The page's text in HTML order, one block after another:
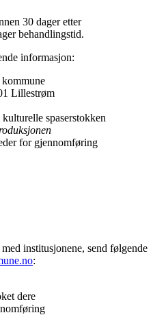
30 dager etter
behandlingstid.
informasjon:
Lillestrøm
spaserstokken
for gjennomføring
institusjonene, send følgende
:
dere